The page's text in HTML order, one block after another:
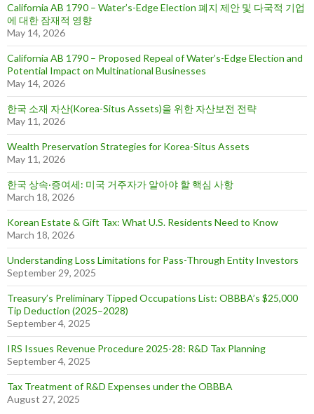
California AB 1790 – Water’s-Edge Election 폐지 제안 및 다국적 기업
에 대한 잠재적 영향
May 14, 2026
California AB 1790 – Proposed Repeal of Water’s-Edge Election and
Potential Impact on Multinational Businesses
May 14, 2026
한국 소재 자산(Korea-Situs Assets)을 위한 자산보전 전략
May 11, 2026
Wealth Preservation Strategies for Korea-Situs Assets
May 11, 2026
한국 상속·증여세: 미국 거주자가 알아야 할 핵심 사항
March 18, 2026
Korean Estate & Gift Tax: What U.S. Residents Need to Know
March 18, 2026
Understanding Loss Limitations for Pass-Through Entity Investors
September 29, 2025
Treasury’s Preliminary Tipped Occupations List: OBBBA’s $25,000
Tip Deduction (2025–2028)
September 4, 2025
IRS Issues Revenue Procedure 2025-28: R&D Tax Planning
September 4, 2025
Tax Treatment of R&D Expenses under the OBBBA
August 27, 2025